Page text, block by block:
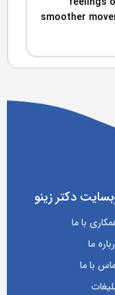
smoother
دکتر زینو
با ما
ما
با ما